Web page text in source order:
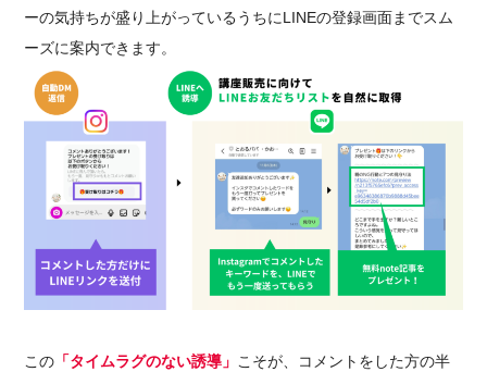
ーの気持ちが盛り上がっているうちにLINEの登録画面までスム
ーズに案内できます。
この 「タイムラグのない誘導」 こそが、コメントをした方の半